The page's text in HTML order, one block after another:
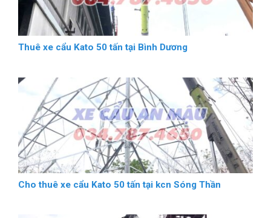
Thuê xe cẩu Kato 50 tấn tại Bình Dương
Cho thuê xe cẩu Kato 50 tấn tại kcn Sóng Thần